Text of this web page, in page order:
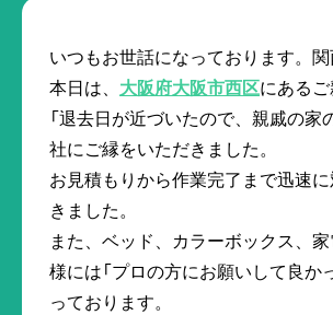
いつもお世話になっております。関
本日は、 大阪府大阪市西区にある
「退去日が近づいたので、親戚の
社にご縁をいただきました。
お見積もりから作業完了まで迅速
きました。
また、ベッド、カラーボックス、
様には「プロの方にお願いして良
っております。